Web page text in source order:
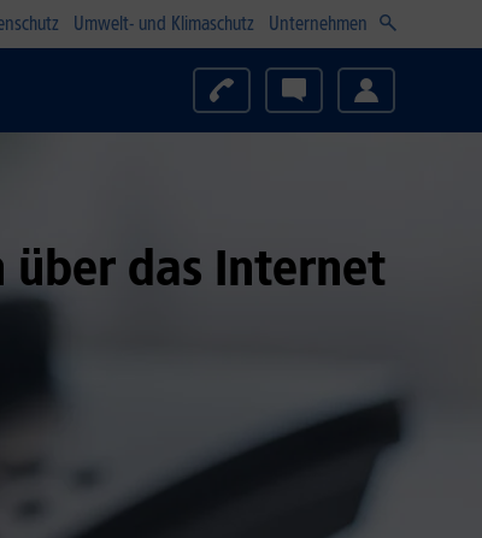
Umwelt- und Klimaschutz Unternehmen
das Internet